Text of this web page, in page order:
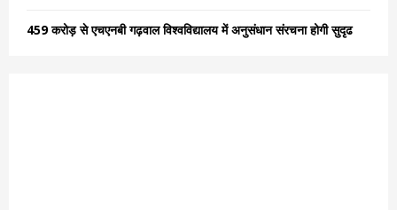
459 करोड़ से एचएनबी गढ़वाल विश्वविद्यालय में अनुसंधान संरचना होगी सुदृढ